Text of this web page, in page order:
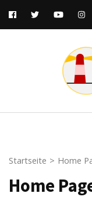
Zum
Startseite > Home
Home